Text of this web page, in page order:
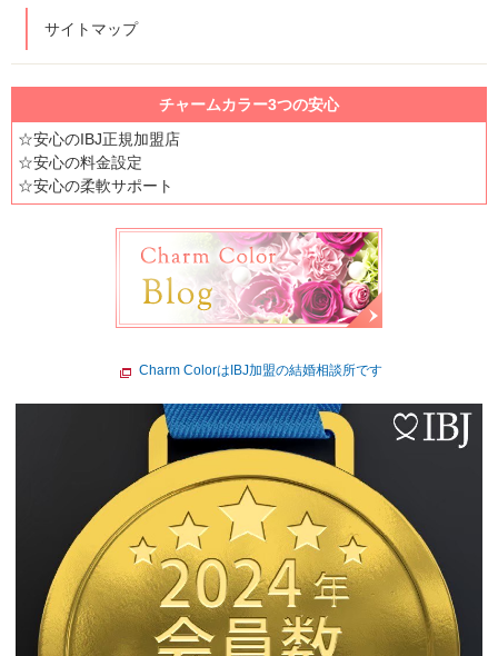
サイトマップ
チャームカラー3つの安心
☆安心のIBJ正規加盟店
☆安心の料金設定
☆安心の柔軟サポート
Charm ColorはIBJ加盟の結婚相談所です